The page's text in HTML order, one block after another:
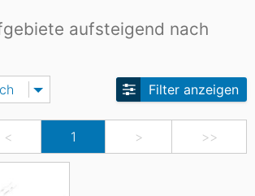
aufsteigend nach
< 1 > >>
Filter anzeigen